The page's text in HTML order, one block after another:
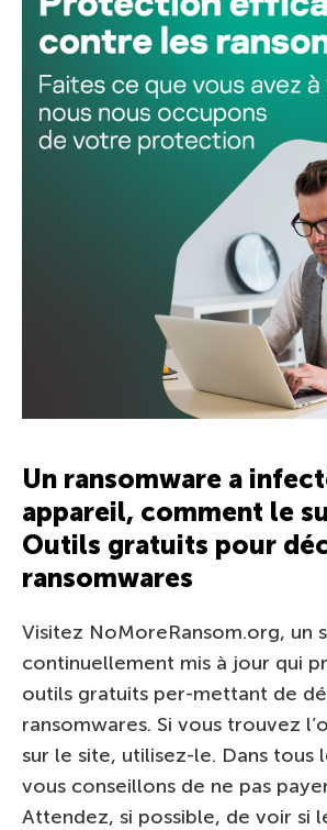
Un ransomware a
appareil, comment le
Outils gratuits pour
ransomwares
Visitez NoMoreRansom.org, un
continuellement mis à jour qui
outils gratuits per-mettant de
ransomwares. Si vous trouvez
sur le site, utilisez-le. Dans tous
vous conseillons de ne pas
Attendez, si possible, de voir si